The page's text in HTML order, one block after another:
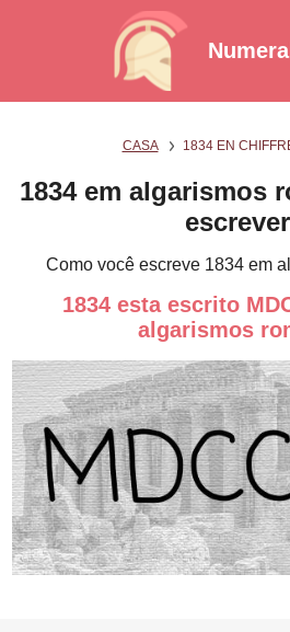
CASA 1834 EN
1834 em algarismos
Como você escreve 1834 em
1834 esta escrito
algarismos